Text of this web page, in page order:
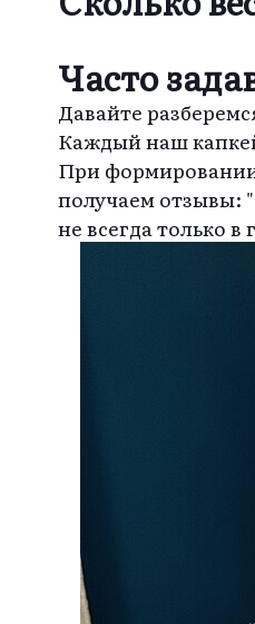
Часто
Давайте
Каждый наш
При
получаем отзывы:
не всегда только